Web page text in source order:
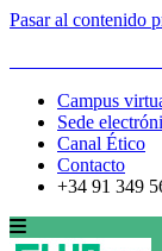
Pasar al contenido
Campus
Sede
Canal Ético
Contacto
+34 91 349